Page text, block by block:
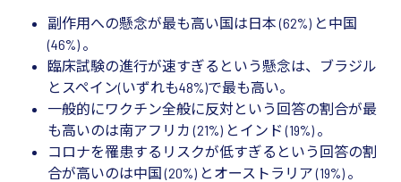
副作用への懸念が最も高い国は日本 (62%) と中国
(46%) 。
臨床試験の進行が速すぎるという懸念は、ブラジル
とスペイン(いずれも48%)で最も高い。
一般的にワクチン全般に反対という回答の割合が最
も高いのは南アフリカ (21%) とインド (19%) 。
コロナを罹患するリスクが低すぎるという回答の割
合が高いのは中国 (20%) とオーストラリア (19%) 。